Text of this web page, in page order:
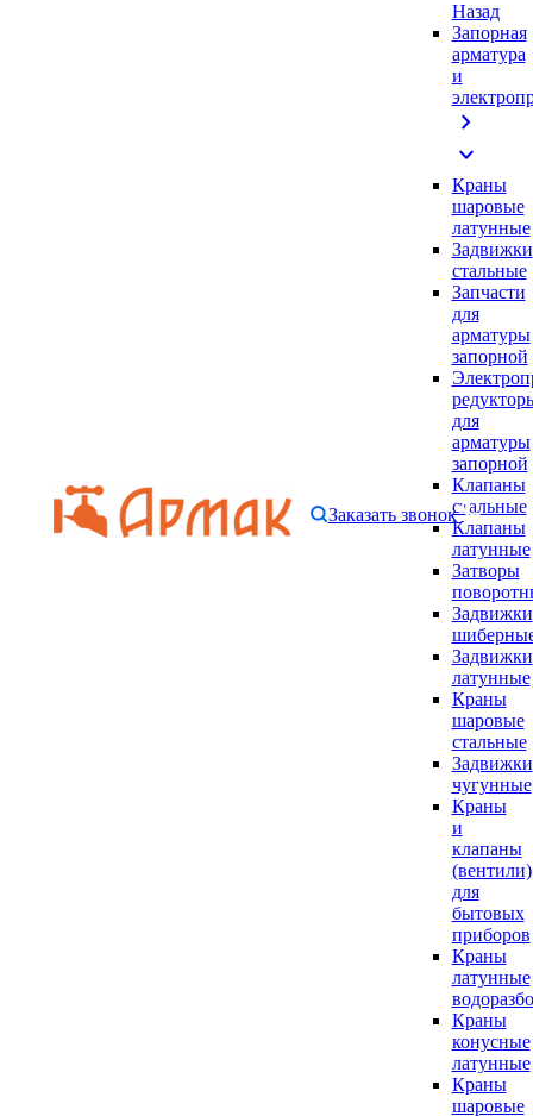
Назад
Запорная
арматура
и
chevron_right
expand_more
Краны
шаровые
латунные
Задвижки
стальные
Запчасти
для
арматуры
запорной
для
арматуры
запорной
Клапаны
стальные
Клапаны
латунные
Затворы
Задвижки
Задвижки
латунные
Краны
шаровые
стальные
Задвижки
чугунные
Краны
и
клапаны
(вентили)
для
бытовых
приборов
Краны
латунные
Краны
конусные
латунные
Краны
шаровые
Заказать звонок